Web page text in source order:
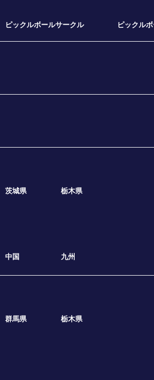
ピックルボールサークル ピックル
茨城県 栃木県
中国 九州
群馬県 栃木県